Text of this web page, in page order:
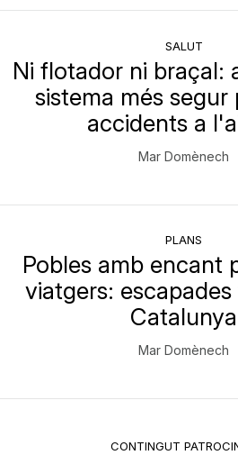
SALUT
Ni flotador ni braçal:
sistema més segur
accidents a
Mar Domènech
PLANS
Pobles amb encant
viatgers: escapades
Catalunya
Mar Domènech
CONTINGUT